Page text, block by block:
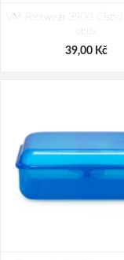
Case Black 19 L
2 599,00 Kč
VM Footwear 3900
obuv
39,00 Kč